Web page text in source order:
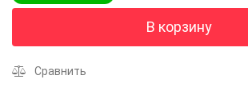
В корзину
Сравнить